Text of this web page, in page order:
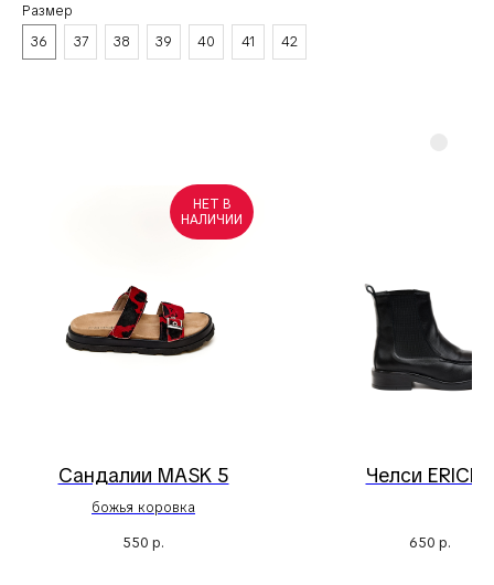
Размер
36
37 38 39 40 41 42
НЕТ В
НАЛИЧИИ
Сандалии MASK 5
божья коровка
550 р.
Челси ERICE 1
650 р.